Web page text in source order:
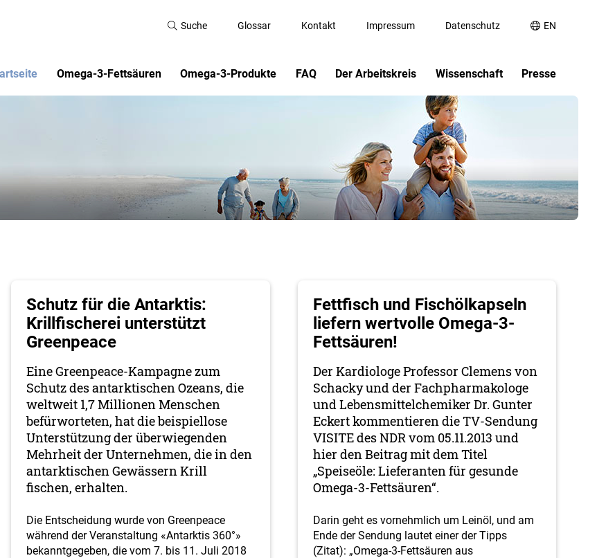
Suche Glossar Kontakt Impressum Datenschutz EN
Omega-3-Fettsäuren
Wo sind Omega-3-Fettsäuren
enthalten?
Wieviel Omega-3-Fettsäuren braucht
Omega-3-Produkte
Doppelherz Seefischöl Omega-3
FAQ Der Arbeitskreis
Wissenschaftlicher Beirat
Mitglied werden
Prüfkriterien
Wissenschaft
Links
Literatur-Liste
Presse
Fachmedien
Publikumsmedien
Bildmaterial
Schutz für die Antarktis:
Krillfischerei unterstützt
Greenpeace
Eine Greenpeace-Kampagne zum
Schutz des antarktischen Ozeans, die
weltweit 1,7 Millionen Menschen
befürworteten, hat die beispiellose
Unterstützung der überwiegenden
Mehrheit der Unternehmen, die in den
antarktischen Gewässern Krill
fischen, erhalten.
Die Entscheidung wurde von Greenpeace
während der Veranstaltung «Antarktis 360°»
bekanntgegeben, die vom 7. bis 11. Juli 2018
Fettfisch und Fischölkapseln
liefern wertvolle Omega-3-
Fettsäuren!
Der Kardiologe Professor Clemens von
Schacky und der Fachpharmakologe
und Lebensmittelchemiker Dr. Gunter
Eckert kommentieren die TV-Sendung
VISITE des NDR vom 05.11.2013 und
hier den Beitrag mit dem Titel
„Speiseöle: Lieferanten für gesunde
Omega-3-Fettsäuren“.
Darin geht es vornehmlich um Leinöl, und am
Ende der Sendung lautet einer der Tipps
(Zitat): „Omega-3-Fettsäuren aus